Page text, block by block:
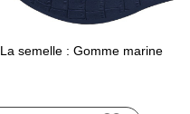
La semelle : Gomme marine